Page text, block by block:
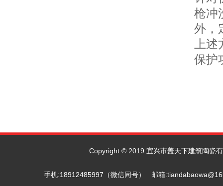
枪冲
外，
上
保护
Copyright © 2019 宜兴市盖天下建筑陶瓷
手机:18912485997（微信同号） 邮箱